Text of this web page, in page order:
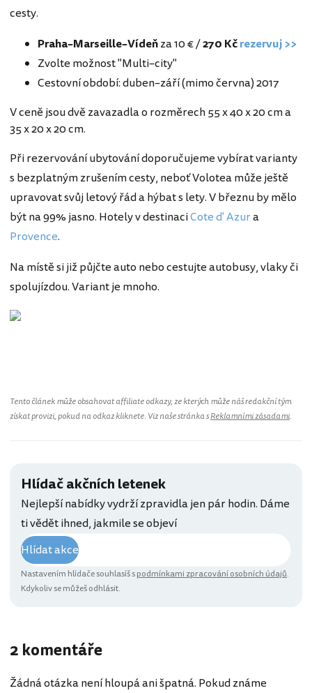
cesty.
Praha–Marseille–Vídeňza 10 € /270 Kčrezervuj >>
Zvolte možnost "Multi–city"
Cestovní období: duben–září (mimo června) 2017
V ceně jsou dvě zavazadla o rozměrech 55 x 40 x 20 cm a
35 x 20 x 20 cm.
Při rezervování ubytování doporučujeme vybírat varianty
s bezplatným zrušením cesty, neboť Volotea může ještě
upravovat svůj letový řád a hýbat s lety. V březnu by mělo
být na 99% jasno. Hotely v destinaciCote d' Azura
Provence.
Na místě si již půjčte auto nebo cestujte autobusy, vlaky či
spolujízdou. Variant je mnoho.
Tento článek může obsahovat affiliate odkazy, ze kterých může náš redakční tým
získat provizi, pokud na odkaz kliknete. Viz naše stránka sReklamními zásadami.
Hlídač akčních letenek
Nejlepší nabídky vydrží zpravidla jen pár hodin. Dáme
ti vědět ihned, jakmile se objeví
Hlídat akce
Nastavením hlídače souhlasíš spodmínkami zpracování osobních údajů.
Kdykoliv se můžeš odhlásit.
2 komentáře
Žádná otázka není hloupá ani špatná. Pokud známe